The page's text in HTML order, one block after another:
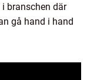
branschen där
gå hand i hand